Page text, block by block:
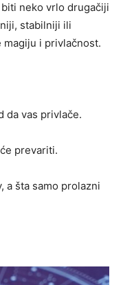
neko vrlo drugačiji
stabilniji ili
i privlačnost.
da vas privlače.
prevariti.
a šta samo prolazni